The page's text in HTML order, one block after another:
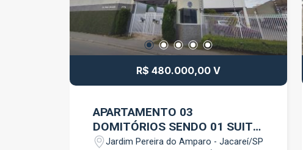
R$ 480.000,00 V
APARTAMENTO 03
DOMITÓRIOS SENDO 01 SUITE
- CENTRO - JACAREÍ SP
Jardim Pereira do Amparo - Jacareí/SP